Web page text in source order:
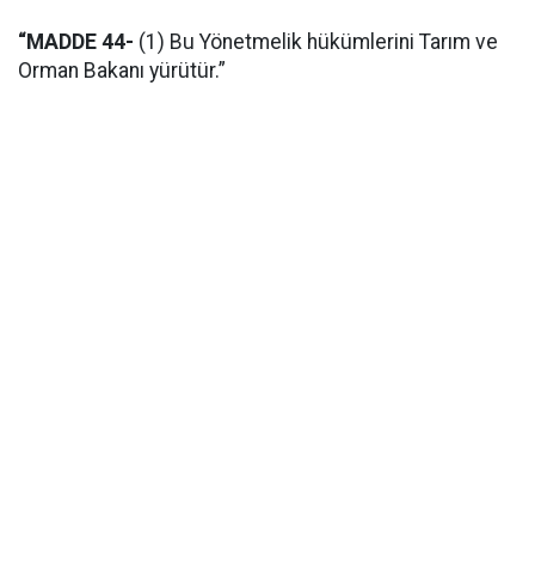
“MADDE 44- (1) Bu Yönetmelik hükümlerini Tarım ve
Orman Bakanı yürütür.”